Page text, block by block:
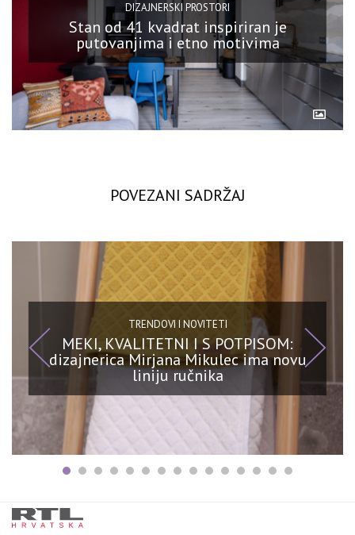
DIZAJNERSKI PROSTORI
Stan od 41 kvadrat inspiriran je
putovanjima i etno motivima
POVEZANI SADRŽAJ
TRENDOVI I NOVITETI
MEKI, KVALITETNI I S POTPISOM:
dizajnerica Mirjana Mikulec ima novu
liniju ručnika